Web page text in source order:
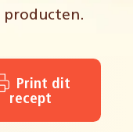
producten.
recept